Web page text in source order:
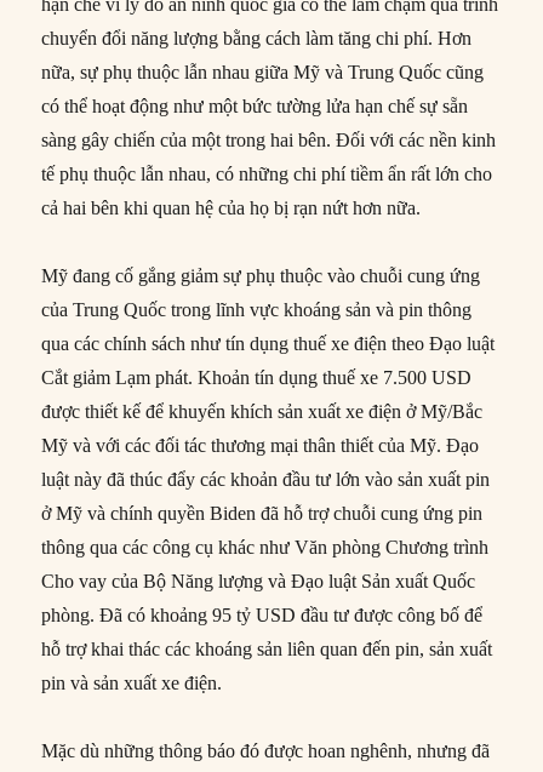
chuyển đổi năng lượng bằng cách làm tăng chi phí. Hơn
nữa, sự phụ thuộc lẫn nhau giữa Mỹ và Trung Quốc cũng
có thể hoạt động như một bức tường lửa hạn chế sự sẵn
sàng gây chiến của một trong hai bên. Đối với các nền kinh
tế phụ thuộc lẫn nhau, có những chi phí tiềm ẩn rất lớn cho
cả hai bên khi quan hệ của họ bị rạn nứt hơn nữa.
Mỹ đang cố gắng giảm sự phụ thuộc vào chuỗi cung ứng
của Trung Quốc trong lĩnh vực khoáng sản và pin thông
qua các chính sách như tín dụng thuế xe điện theo Đạo luật
Cắt giảm Lạm phát. Khoản tín dụng thuế xe 7.500 USD
được thiết kế để khuyến khích sản xuất xe điện ở Mỹ/Bắc
Mỹ và với các đối tác thương mại thân thiết của Mỹ. Đạo
luật này đã thúc đẩy các khoản đầu tư lớn vào sản xuất pin
ở Mỹ và chính quyền Biden đã hỗ trợ chuỗi cung ứng pin
thông qua các công cụ khác như Văn phòng Chương trình
Cho vay của Bộ Năng lượng và Đạo luật Sản xuất Quốc
phòng. Đã có khoảng 95 tỷ USD đầu tư được công bố để
hỗ trợ khai thác các khoáng sản liên quan đến pin, sản xuất
pin và sản xuất xe điện.
Mặc dù những thông báo đó được hoan nghênh, nhưng đã